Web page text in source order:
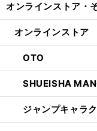
オンラインストア・
オンラインストア
OTO
SHUEISHA
ジャンプキャラ